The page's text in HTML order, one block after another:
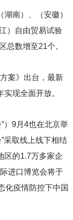
南）、（安徽）
）自由贸易试验
总数增至21个。
案》出台，最新
现全面开放。
）9月4也在北京举
采取线上线下相结
区的1.7万多家企
进口博览会将于
化疫情防控下中国